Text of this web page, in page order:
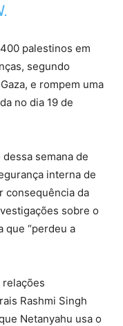
palestinos em
segundo
e rompem uma
no dia 19 de
semana de
interna de
consequência da
sobre o
que “perdeu a
Rashmi Singh
Netanyahu usa o